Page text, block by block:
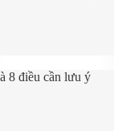
gian sống đầy